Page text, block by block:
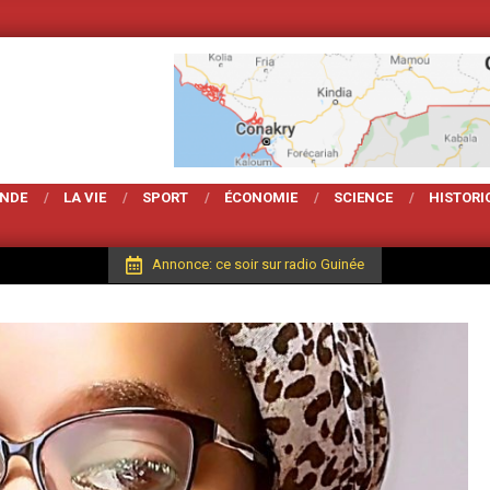
Votre Magarzine
LA VIE SPORT ÉCONOMIE SCIENCE
Annonce: ce soir sur radio Guinée